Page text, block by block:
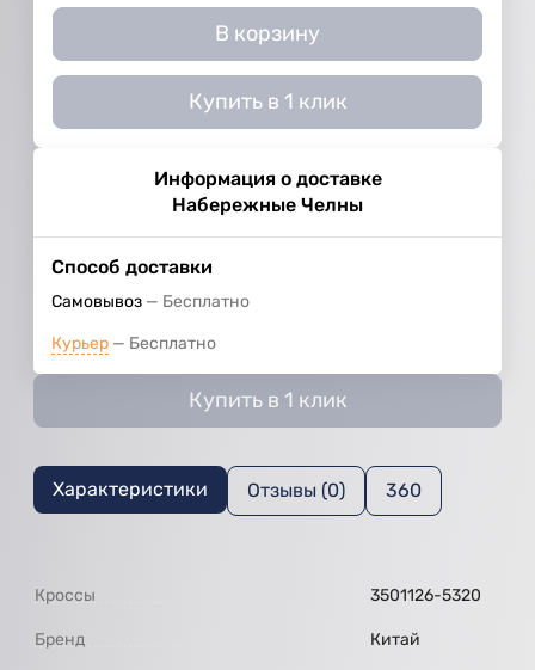
В корзину
Купить в 1 клик
Информация о доставке
Набережные Челны
Способ доставки
Самовывоз Бесплатно
Курьер Бесплатно
Купить в 1 клик
Характеристики Отзывы (0) 360
Кроссы 3501126-5320
Бренд Китай